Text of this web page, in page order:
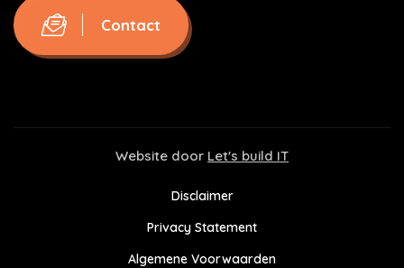
Contact
Website door Let's build IT
Disclaimer
Privacy Statement
Algemene Voorwaarden